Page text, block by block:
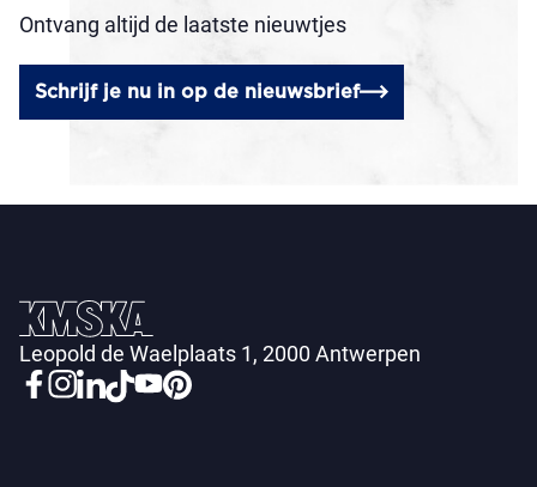
Ontvang altijd de laatste nieuwtjes
Schrijf je nu in op de nieuwsbrief
Leopold de Waelplaats 1, 2000 Antwerpen